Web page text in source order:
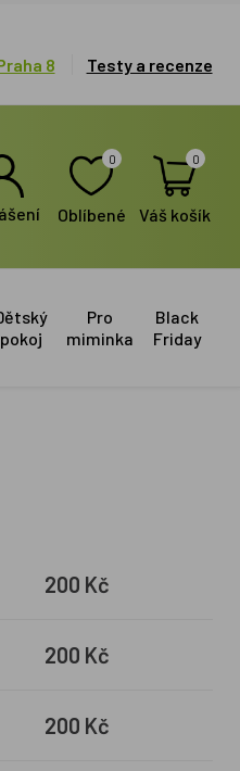
8 Testy a recenze
0
Oblíbené
0
Váš košík
pokoj
Pro
miminka
Black
Friday
200 Kč
200 Kč
200 Kč